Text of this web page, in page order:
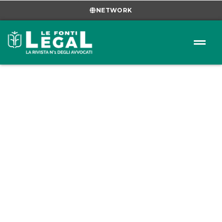
NETWORK